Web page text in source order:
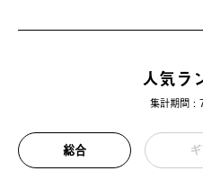
人気ラ
集計期間
総合